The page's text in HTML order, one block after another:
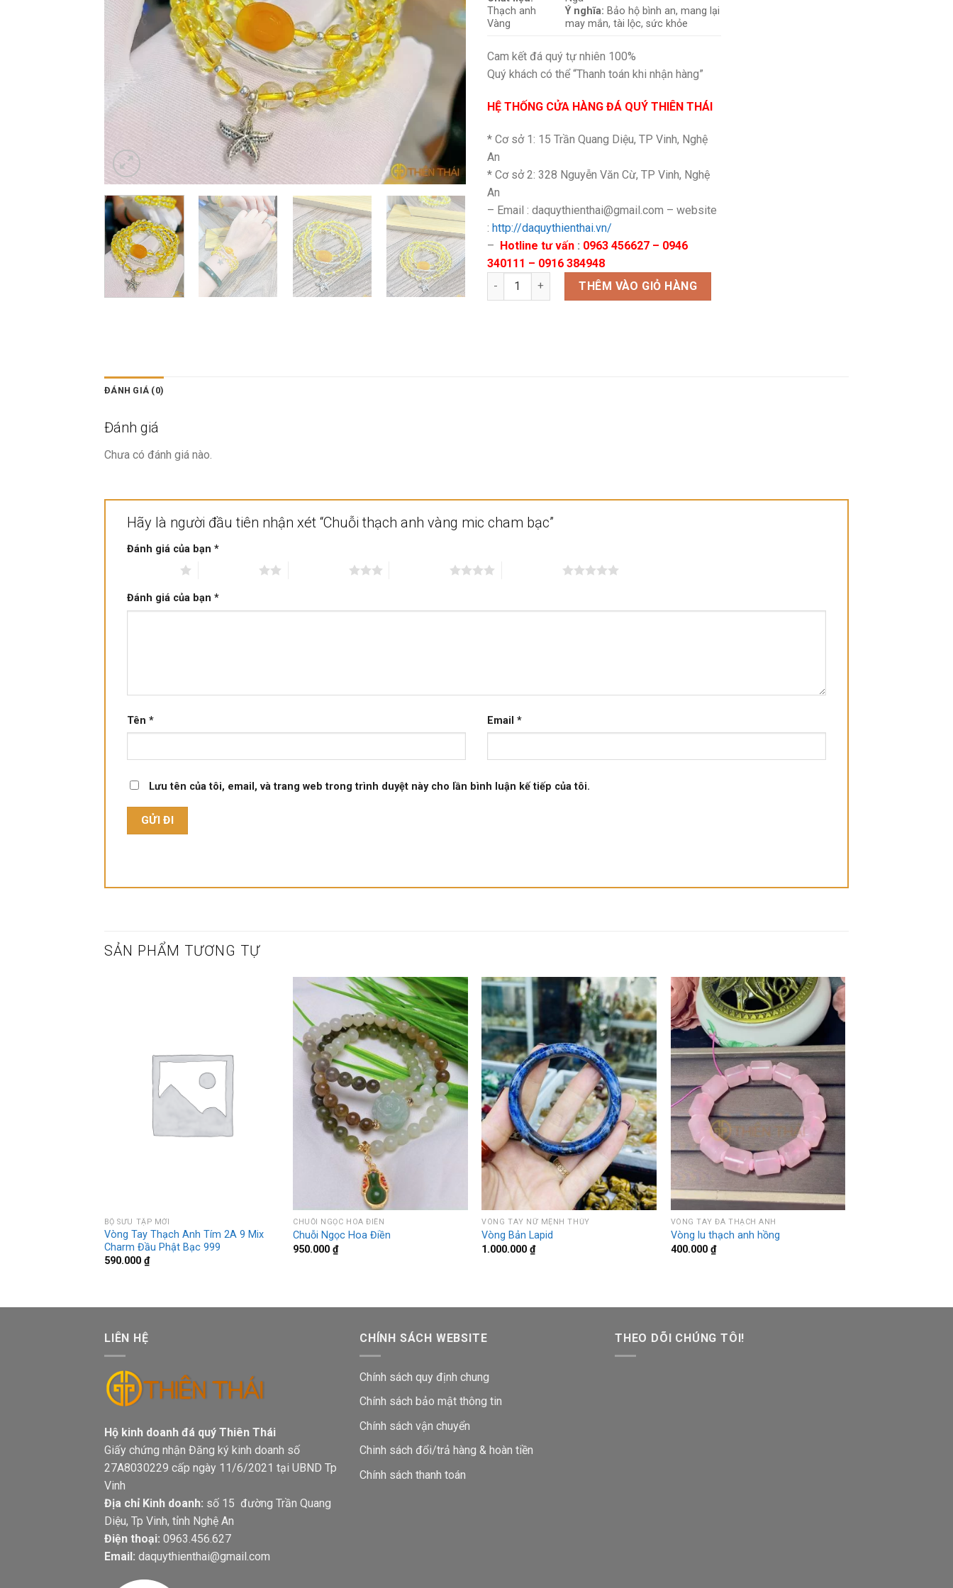
Thạch anh
Vàng
Ý nghĩa: Bảo hộ bình an, mang lại
may mắn, tài lộc, sức khỏe
Cam kết đá quý tự nhiên 100%
Quý khách có thể “Thanh toán khi nhận hàng”
HỆ THỐNG CỬA HÀNG ĐÁ QUÝ THIÊN THÁI
* Cơ sở 1: 15 Trần Quang Diệu, TP Vinh, Nghệ
An
* Cơ sở 2: 328 Nguyễn Văn Cừ, TP Vinh, Nghệ
An
– Email : daquythienthai@gmail.com – website
: http://daquythienthai.vn/
– Hotline tư vấn : 0963 456627 – 0946
340111 – 0916 384948
Chuỗi thạch anh vàng mic cham bạc số lượng
THÊM VÀO GIỎ HÀNG
ĐÁNH GIÁ (0)
Đánh giá
Chưa có đánh giá nào.
Hãy là người đầu tiên nhận xét “Chuỗi thạch anh vàng mic cham bạc”
Đánh giá của bạn *
Đánh giá của bạn *
Tên * Email *
Lưu tên của tôi, email, và trang web trong trình duyệt này cho lần bình luận kế tiếp của tôi.
SẢN PHẨM TƯƠNG TỰ
BỘ SƯU TẬP MỚI
Vòng Tay Thạch Anh Tím 2A 9 Mix
Charm Đầu Phật Bạc 999
590.000 ₫
CHUỖI NGỌC HOA ĐIỀN
Chuỗi Ngọc Hoa Điền
950.000₫
VÒNG TAY NỮ MỆNH THỦY
Vòng Bản Lapid
1.000.000₫
VÒNG TAY ĐÁ THẠCH ANH
Vòng lu thạch anh hồng
400.000 ₫
LIÊN HỆ
Hộ kinh doanh đá quý Thiên Thái
Giấy chứng nhận Đăng ký kinh doanh số
27A8030229 cấp ngày 11/6/2021 tại UBND Tp
Vinh
Địa chỉ Kinh doanh: số 15 đường Trần Quang
Diệu, Tp Vinh, tỉnh Nghệ An
Điện thoại: 0963.456.627
Email: daquythienthai@gmail.com
CHÍNH SÁCH WEBSITE
Chính sách quy định chung
Chính sách bảo mật thông tin
Chính sách vận chuyển
Chinh sách đổi/trả hàng & hoàn tiền
Chính sách thanh toán
THEO DÕI CHÚNG TÔI!